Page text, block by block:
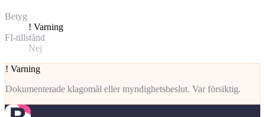
Betyg
! Varning
FI-tillstånd
Nej
! Varning
Dokumenterade klagomål eller myndighetsbeslut. Var försiktig.